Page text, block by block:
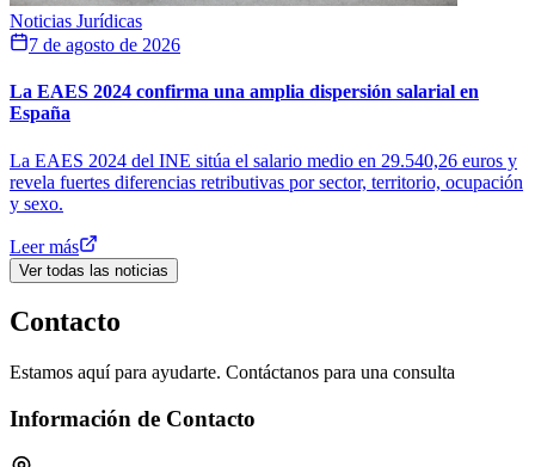
Noticias Jurídicas
7 de agosto de 2026
La EAES 2024 confirma una amplia dispersión salarial en
España
La EAES 2024 del INE sitúa el salario medio en 29.540,26 euros y
revela fuertes diferencias retributivas por sector, territorio, ocupación
y sexo.
Leer más
Ver todas las noticias
Contacto
Estamos aquí para ayudarte. Contáctanos para una consulta
Información de Contacto